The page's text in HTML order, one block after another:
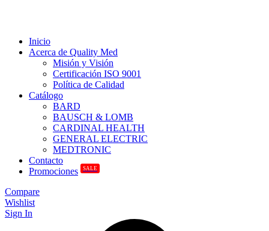
Inicio
Acerca de Quality Med
Misión y Visión
Certificación ISO 9001
Política de Calidad
Catálogo
BARD
BAUSCH & LOMB
CARDINAL HEALTH
GENERAL ELECTRIC
MEDTRONIC
Contacto
Promociones
SALE
Compare
Wishlist
Sign In